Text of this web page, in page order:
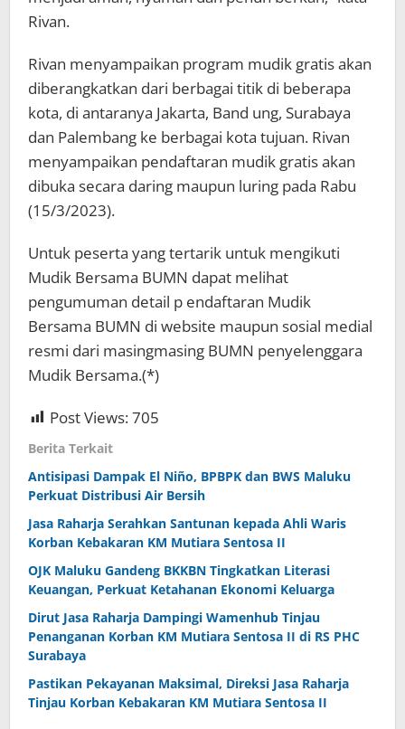
Rivan.
Rivan menyampaikan program mudik gratis akan
diberangkatkan dari berbagai titik di beberapa
kota, di antaranya Jakarta, Band ung, Surabaya
dan Palembang ke berbagai kota tujuan. Rivan
menyampaikan pendaftaran mudik gratis akan
dibuka secara daring maupun luring pada Rabu
(15/3/2023).
Untuk peserta yang tertarik untuk mengikuti
Mudik Bersama BUMN dapat melihat
pengumuman detail p endaftaran Mudik
Bersama BUMN di website maupun sosial medial
resmi dari masingmasing BUMN penyelenggara
Mudik Bersama.(*)
Post Views:705
Berita Terkait
Antisipasi Dampak El Niño, BPBPK dan BWS Maluku
Perkuat Distribusi Air Bersih
Jasa Raharja Serahkan Santunan kepada Ahli Waris
Korban Kebakaran KM Mutiara Sentosa II
OJK Maluku Gandeng BKKBN Tingkatkan Literasi
Keuangan, Perkuat Ketahanan Ekonomi Keluarga
Dirut Jasa Raharja Dampingi Wamenhub Tinjau
Penanganan Korban KM Mutiara Sentosa II di RS PHC
Surabaya
Pastikan Pekayanan Maksimal, Direksi Jasa Raharja
Tinjau Korban Kebakaran KM Mutiara Sentosa II